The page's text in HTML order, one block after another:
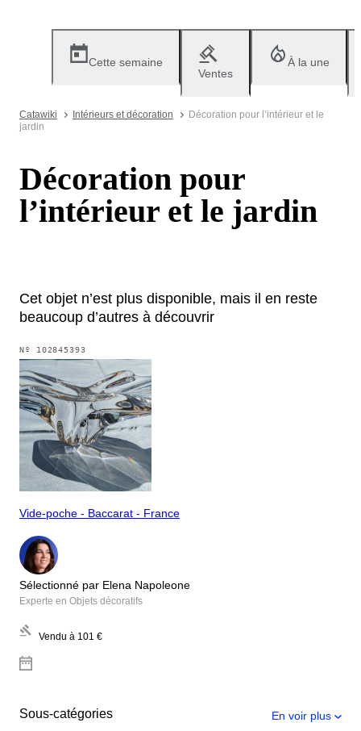
Cette semaine
Ventes
À la une
Catawiki Intérieurs et décoration
Décoration pour l’intérieur et le
jardin
Décoration pour
l’intérieur et le jardin
Cet objet n’est plus disponible, mais il en reste
beaucoup d’autres à découvrir
Nº 102845393
Vide-poche - Baccarat - France
Sélectionné par Elena Napoleone
Experte en Objets décoratifs
Vendu à 101 €
Sous-catégories En voir plus